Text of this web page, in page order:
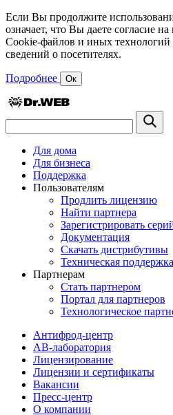
Если Вы продолжите
означает, что Вы даете согласие
Cookie-файлов и иных технологий
сведений о посетителях.
Подробнее Ок
Для дома
Для бизнеса
Поддержка
Пользователям
Продлить лицензию
Найти партнера
Зарегистрировать
Документация
Скачать дистрибутивы
Техническая поддержка
Партнерам
Стать партнером
Портал для партнеров
Технологическое
Антифрод-центр
АВ-лаборатория
Лицензирование
Лицензии и сертификаты
Вакансии
Пресс-центр
О компании